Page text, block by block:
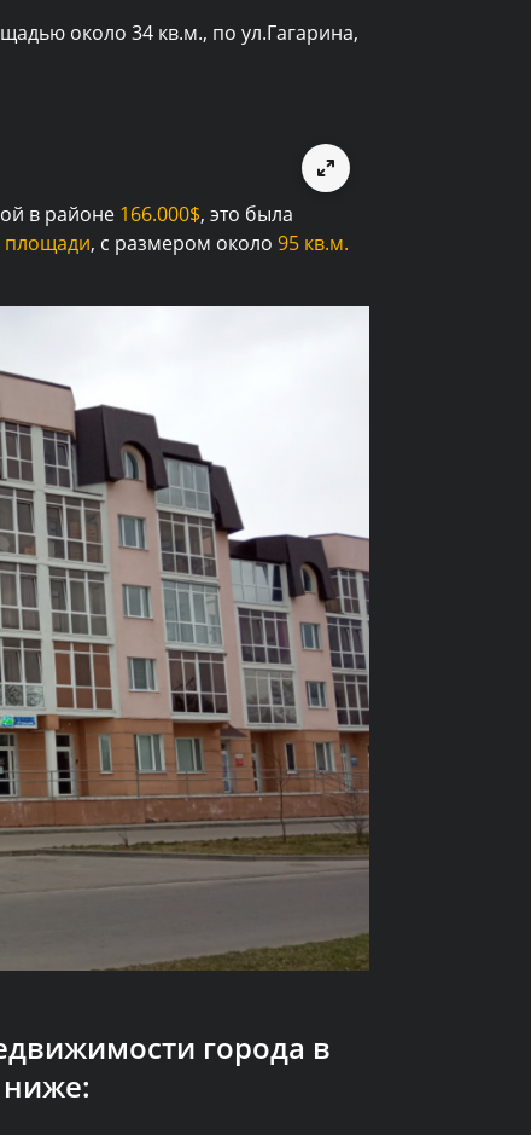
около 34 кв.м., по ул.Гагарина,
в районе 166.000$, это была
, с размером около 95 кв.м.
города в